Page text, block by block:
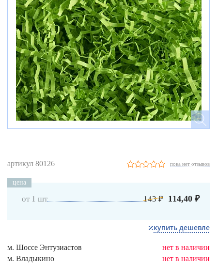
артикул 80126 пока нет отзывов
цена
от 1 шт 143 ₽ 114,40 ₽
купить дешевле
м. Шоссе Энтузиастов
нет в наличии
м. Владыкино
нет в наличии